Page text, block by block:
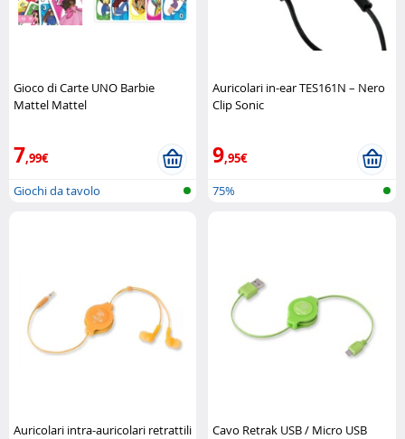
Gioco di Carte UNO Barbie
Mattel Mattel
7,99€
Giochi da tavolo
Auricolari in-ear TES161N – Nero
Clip Sonic
9,95€
75%
Auricolari intra-auricolari retrattili
Cavo Retrak USB / Micro USB